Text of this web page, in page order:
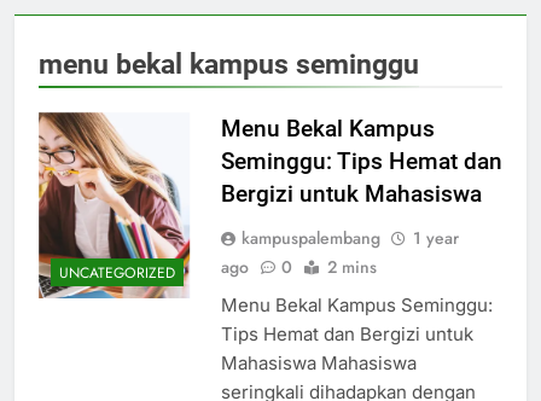
menu bekal kampus seminggu
UNCATEGORIZED
Menu Bekal Kampus
Seminggu: Tips Hemat dan
Bergizi untuk Mahasiswa
kampuspalembang
1 year
ago
0 2 mins
Menu Bekal Kampus Seminggu:
Tips Hemat dan Bergizi untuk
Mahasiswa Mahasiswa
seringkali dihadapkan dengan